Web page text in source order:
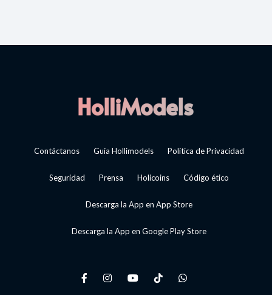
Contáctanos Guía Hollimodels Política de Privacidad
Seguridad Prensa Holicoins Código ético
Descarga la App en App Store
Descarga la App en Google Play Store